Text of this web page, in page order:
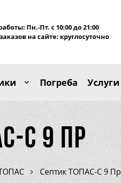
Пн.-Пт. с 10:00 до 21:00
на сайте: круглосуточно
Погреба Услуги
С 9 Пр
Септик ТОПАС-С 9 Пр